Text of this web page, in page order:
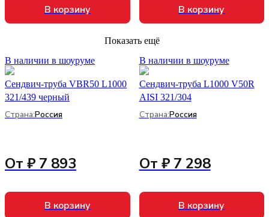
В корзину В корзину
Показать ещё
В наличии в шоуруме
Сендвич-труба VBR50 L1000
321/439 черный
Страна:Россия
От ₽ 7 893
В корзину
В наличии в шоуруме
Сендвич-труба L1000 V50R
AISI 321/304
Страна:Россия
От ₽ 7 298
В корзину